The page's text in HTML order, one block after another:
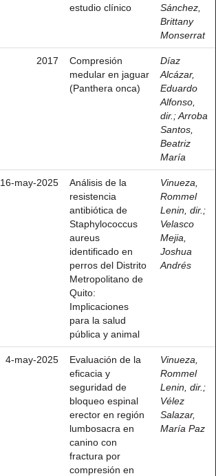
estudio clínico
Sánchez,
Brittany
Monserrat
2017
Compresión
medular en jaguar
(Panthera onca)
Díaz
Alcázar,
Eduardo
Alfonso,
dir. ;Arroba
Santos,
Beatriz
María
16-may-2025
Análisis de la
resistencia
antibiótica de
Staphylococcus
aureus
identificado en
perros del Distrito
Metropolitano de
Quito:
Implicaciones
para la salud
pública y animal
Vinueza,
Rommel
Lenin, dir. ;
Velasco
Mejia,
Joshua
Andrés
4-may-2025
Evaluación de la
eficacia y
seguridad de
bloqueo espinal
erector en región
lumbosacra en
canino con
fractura por
compresión en
Vinueza,
Rommel
Lenin, dir. ;
Vélez
Salazar,
María Paz